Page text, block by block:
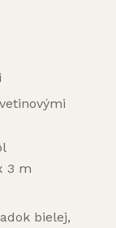
3 m
bielej,